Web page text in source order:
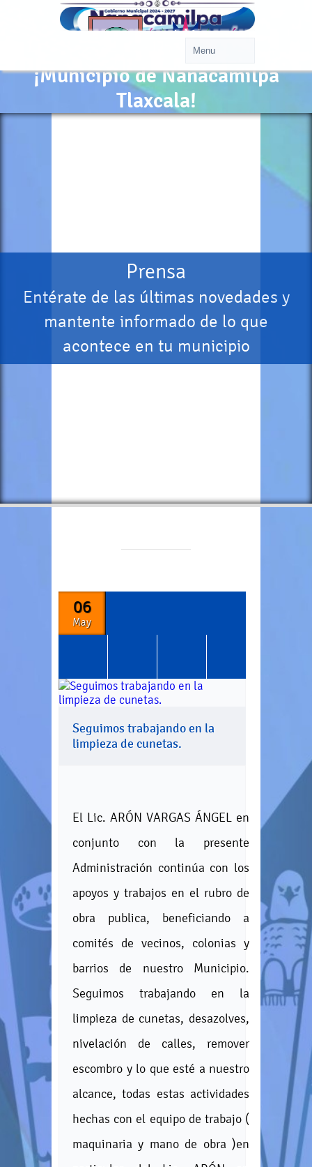
¡Municipio de Nanacamilpa
Tlaxcala!
Prensa
Entérate de las últimas novedades y
mantente informado de lo que
acontece en tu municipio
06
May
Seguimos trabajando en la
limpieza de cunetas.
El Lic. ARÓN VARGAS ÁNGEL en
conjunto con la presente
Administración continúa con los
apoyos y trabajos en el rubro de
obra publica, beneficiando a
comités de vecinos, colonias y
barrios de nuestro Municipio.
Seguimos trabajando en la
limpieza de cunetas, desazolves,
nivelación de calles, remover
escombro y lo que esté a nuestro
alcance, todas estas actividades
hechas con el equipo de trabajo (
maquinaria y mano de obra )en